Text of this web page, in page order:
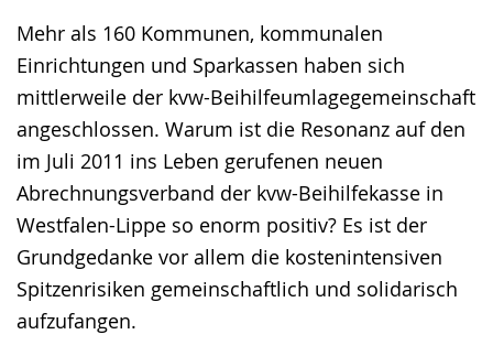
Mehr als 160 Kommunen, kommunalen
Einrichtungen und Sparkassen haben sich
mittlerweile der kvw-Beihilfeumlagegemeinschaft
angeschlossen. Warum ist die Resonanz auf den
im Juli 2011 ins Leben gerufenen neuen
Abrechnungsverband der kvw-Beihilfekasse in
Westfalen-Lippe so enorm positiv? Es ist der
Grundgedanke vor allem die kostenintensiven
Spitzenrisiken gemeinschaftlich und solidarisch
aufzufangen.